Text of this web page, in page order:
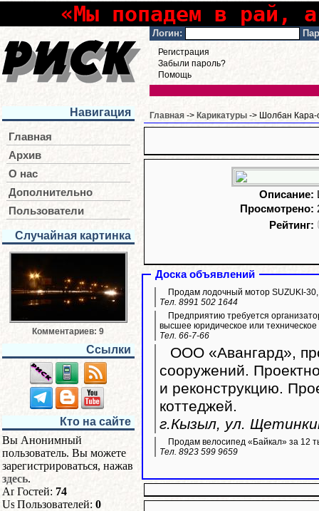
«Мы попадем в рай,
Логин:
Регистрация
Забыли пароль?
Помощь
Навигация
Главная
Архив
О нас
Дополнительно
Пользователи
Случайная картинка
Комментариев: 9
Ссылки
Кто на сайте
Вы Анонимный
пользователь. Вы можете
зарегистрироваться, нажав
здесь.
Гостей: 74
Пользователей: 0
Главная -> Карикатуры -> Шолбан Кара-
Описание:
Просмотрено:
Рейтинг:
Доска объявлений
Продам лодочный мотор SUZUKI-
Тел. 8991 502 1644
Предприятию требуется
высшее юридическое или
Тел. 66-7-66
ООО «Авангард»,
сооружений.
и реконструкцию.
коттеджей.
г.Кызыл, ул.
Продам велосипед «Байкал» за 12
Тел. 8923 599 9659